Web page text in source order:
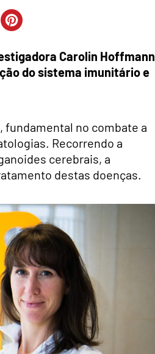
Carolin Hoffmann
do sistema imunitário e
no combate a
Recorrendo a
cerebrais, a
destas doenças.